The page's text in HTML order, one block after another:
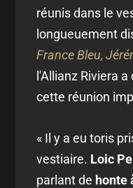
réunis dans le
longueuement
France Bleu,
l'Allianz Riviera
cette réunion
« Il y a eu toris
vestiaire. Loic
parlant de honte